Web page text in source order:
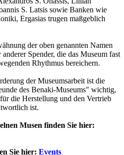
S. Latsis sowie Banken wie
Ergasias trugen maßgeblich
der oben genannten Namen
Spender, die das Museum fast
Rhythmus bereichern.
der Museumsarbeit ist die
des Benaki-Museums" wichtig,
die Herstellung und den Vertrieb
ist.
Musen finden Sie hier:
Sie hier: Events